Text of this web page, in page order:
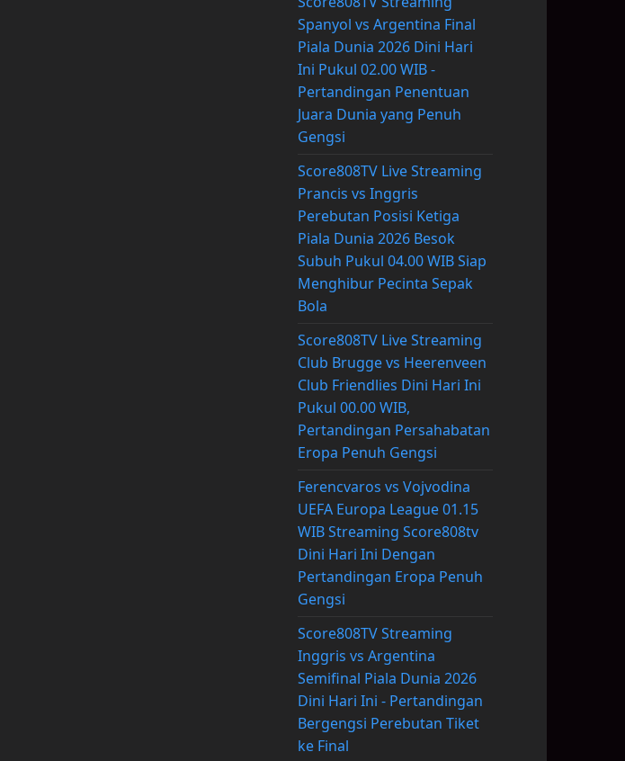
Spanyol vs Argentina Final
Piala Dunia 2026 Dini Hari
Ini Pukul 02.00 WIB -
Pertandingan Penentuan
Juara Dunia yang Penuh
Gengsi
Score808TV Live Streaming
Prancis vs Inggris
Perebutan Posisi Ketiga
Piala Dunia 2026 Besok
Subuh Pukul 04.00 WIB Siap
Menghibur Pecinta Sepak
Bola
Score808TV Live Streaming
Club Brugge vs Heerenveen
Club Friendlies Dini Hari Ini
Pukul 00.00 WIB,
Pertandingan Persahabatan
Eropa Penuh Gengsi
Ferencvaros vs Vojvodina
UEFA Europa League 01.15
WIB Streaming Score808tv
Dini Hari Ini Dengan
Pertandingan Eropa Penuh
Gengsi
Score808TV Streaming
Inggris vs Argentina
Semifinal Piala Dunia 2026
Dini Hari Ini - Pertandingan
Bergengsi Perebutan Tiket
ke Final